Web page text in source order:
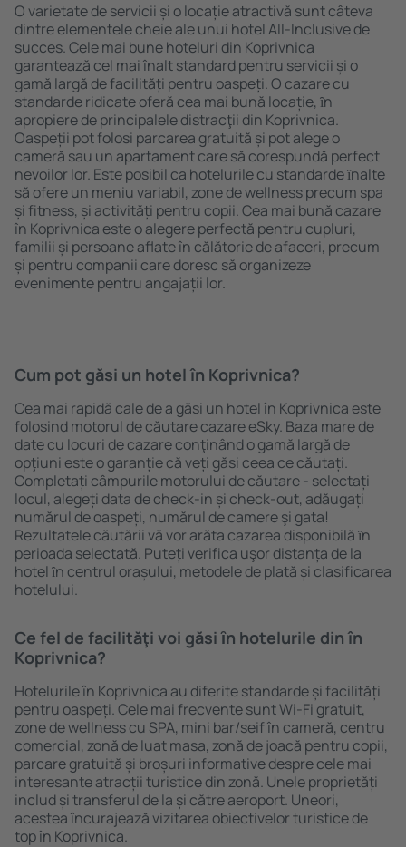
O varietate de servicii și o locație atractivă sunt câteva
dintre elementele cheie ale unui hotel All-Inclusive de
succes. Cele mai bune hoteluri din Koprivnica
garantează cel mai înalt standard pentru servicii și o
gamă largă de facilități pentru oaspeți. O cazare cu
standarde ridicate oferă cea mai bună locație, ȋn
apropiere de principalele distracţii din Koprivnica.
Oaspeții pot folosi parcarea gratuită și pot alege o
cameră sau un apartament care să corespundă perfect
nevoilor lor. Este posibil ca hotelurile cu standarde ȋnalte
să ofere un meniu variabil, zone de wellness precum spa
și fitness, și activități pentru copii. Cea mai bună cazare
în Koprivnica este o alegere perfectă pentru cupluri,
familii și persoane aflate în călătorie de afaceri, precum
și pentru companii care doresc să organizeze
evenimente pentru angajații lor.
Cum pot găsi un hotel în Koprivnica?
Cea mai rapidă cale de a găsi un hotel în Koprivnica este
folosind motorul de căutare cazare eSky. Baza mare de
date cu locuri de cazare conţinând o gamă largă de
opţiuni este o garanție că veți găsi ceea ce căutați.
Completați câmpurile motorului de căutare - selectați
locul, alegeți data de check-in și check-out, adăugați
numărul de oaspeți, numărul de camere şi gata!
Rezultatele căutării vă vor arăta cazarea disponibilă ȋn
perioada selectată. Puteți verifica uşor distanța de la
hotel ȋn centrul orașului, metodele de plată și clasificarea
hotelului.
Ce fel de facilităţi voi găsi ȋn hotelurile din în
Koprivnica?
Hotelurile în Koprivnica au diferite standarde și facilități
pentru oaspeți. Cele mai frecvente sunt Wi-Fi gratuit,
zone de wellness cu SPA, mini bar/seif în cameră, centru
comercial, zonă de luat masa, zonă de joacă pentru copii,
parcare gratuită și broșuri informative despre cele mai
interesante atracții turistice din zonă. Unele proprietăți
includ și transferul de la și către aeroport. Uneori,
acestea încurajează vizitarea obiectivelor turistice de
top în Koprivnica.